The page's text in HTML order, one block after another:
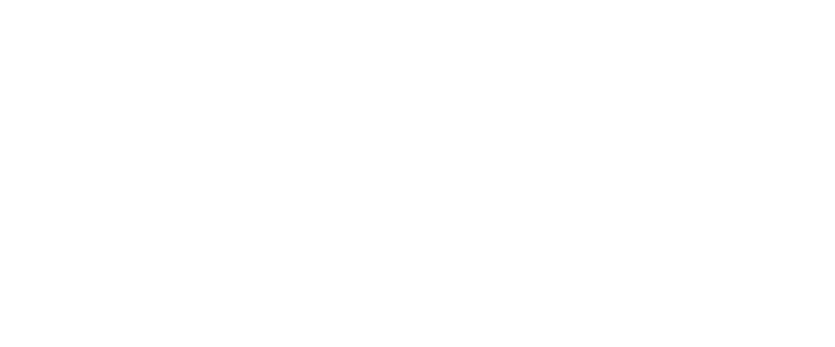
در
«دنیای
«مستطیل